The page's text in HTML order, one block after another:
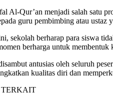
Al-Qur’an menjadi salah satu
guru pembimbing atau ustaz
sekolah berharap para siswa
berharga untuk
antusias oleh seluruh
kualitas diri dan